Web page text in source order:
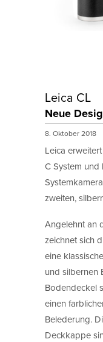
Leica CL
Neue
8. Oktober 2018
Leica
C System
zweiten,
Angelehnt an
zeichnet sich
eine
und silbernen
Bodendeckel
einen
Belederung.
Deckkappe